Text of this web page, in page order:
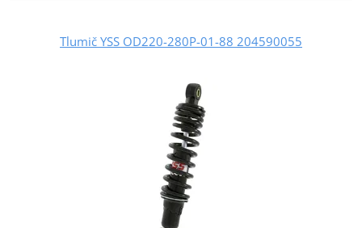
Tlumič YSS OD220-280P-01-88 204590055